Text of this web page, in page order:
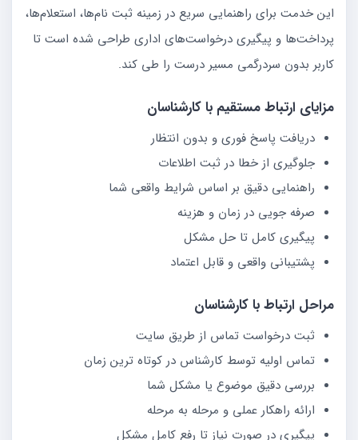
این خدمت برای راهنمایی سریع در زمینه ثبت نام‌ها، استعلام‌ها،
پرداخت‌ها و پیگیری درخواست‌های اداری طراحی شده است تا
کاربر بدون سردرگمی مسیر درست را طی کند.
مزایای ارتباط مستقیم با کارشناسان
دریافت پاسخ فوری و بدون انتظار
جلوگیری از خطا در ثبت اطلاعات
راهنمایی دقیق بر اساس شرایط واقعی شما
صرفه جویی در زمان و هزینه
پیگیری کامل تا حل مشکل
پشتیبانی واقعی و قابل اعتماد
مراحل ارتباط با کارشناسان
ثبت درخواست تماس از طریق سایت
تماس اولیه توسط کارشناس در کوتاه ترین زمان
بررسی دقیق موضوع یا مشکل شما
ارائه راهکار عملی و مرحله به مرحله
پیگیری در صورت نیاز تا رفع کامل مشکل